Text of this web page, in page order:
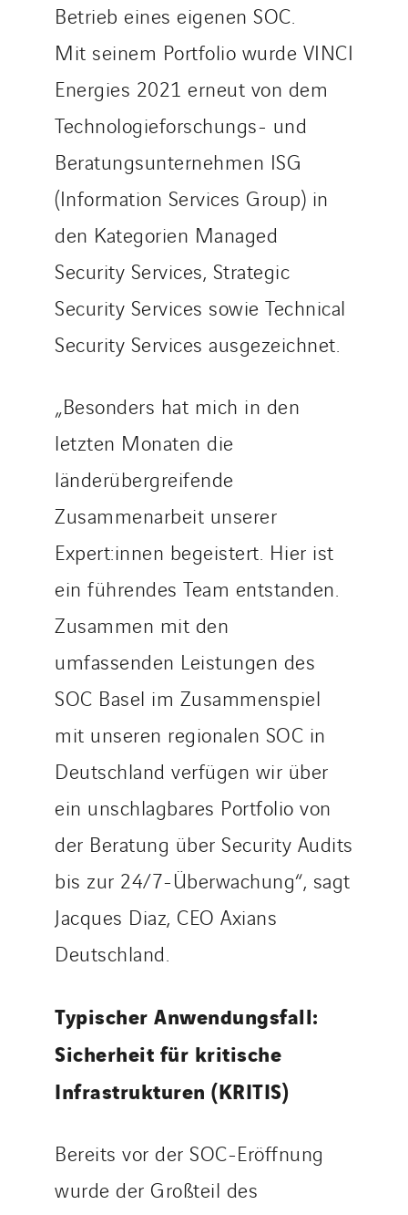
Betrieb eines eigenen SOC.
Mit seinem Portfolio wurde VINCI
Energies 2021 erneut von dem
Technologieforschungs- und
Beratungsunternehmen ISG
(Information Services Group) in
den Kategorien Managed
Security Services, Strategic
Security Services sowie Technical
Security Services ausgezeichnet.
„Besonders hat mich in den
letzten Monaten die
länderübergreifende
Zusammenarbeit unserer
Expert:innen begeistert. Hier ist
ein führendes Team entstanden.
Zusammen mit den
umfassenden Leistungen des
SOC Basel im Zusammenspiel
mit unseren regionalen SOC in
Deutschland verfügen wir über
ein unschlagbares Portfolio von
der Beratung über Security Audits
bis zur 24/7-Überwachung“, sagt
Jacques Diaz, CEO Axians
Deutschland.
Typischer Anwendungsfall:
Sicherheit für kritische
Infrastrukturen (KRITIS)
Bereits vor der SOC-Eröffnung
wurde der Großteil des